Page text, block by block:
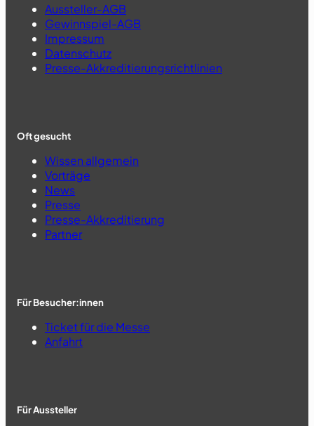
Aussteller-AGB
Gewinnspiel-AGB
Impressum
Datenschutz
Presse-Akkreditierungsrichtlinien
Oft gesucht
Wissen allgemein
Vorträge
News
Presse
Presse-Akkreditierung
Partner
Für Besucher:innen
Ticket für die Messe
Anfahrt
Für Aussteller